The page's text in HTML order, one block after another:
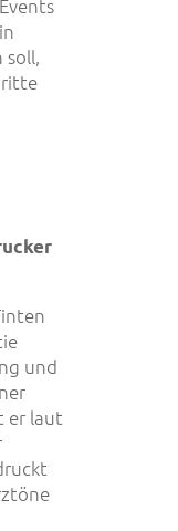
soll,
und
er laut